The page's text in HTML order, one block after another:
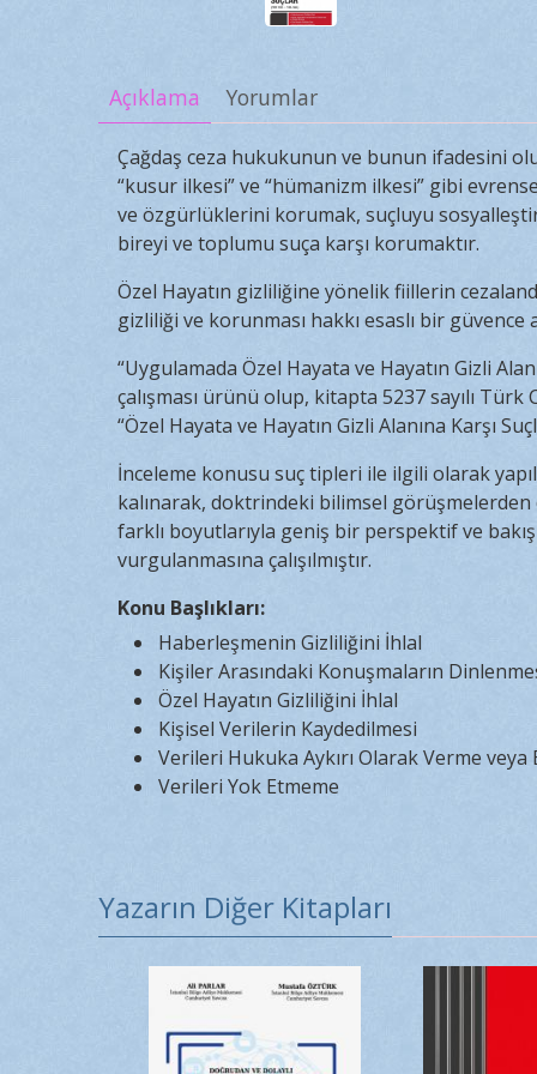
Açıklama Yorumlar
Çağdaş ceza hukukunun ve bunun ifadesini
“kusur ilkesi” ve “hümanizm ilkesi” gibi
ve özgürlüklerini korumak, suçluyu
bireyi ve toplumu suça karşı korumaktır.
Özel Hayatın gizliliğine yönelik fiillerin
gizliliği ve korunması hakkı esaslı bir güvence
“Uygulamada Özel Hayata ve Hayatın Gizli
çalışması ürünü olup, kitapta 5237 sayılı
“Özel Hayata ve Hayatın Gizli Alanına Karşı
İnceleme konusu suç tipleri ile ilgili olarak
kalınarak, doktrindeki bilimsel
farklı boyutlarıyla geniş bir perspektif ve
vurgulanmasına çalışılmıştır.
Konu Başlıkları:
Haberleşmenin Gizliliğini İhlal
Kişiler Arasındaki Konuşmaların
Özel Hayatın Gizliliğini İhlal
Kişisel Verilerin Kaydedilmesi
Verileri Hukuka Aykırı Olarak Verme veya
Verileri Yok Etmeme
Yazarın Diğer Kitapları